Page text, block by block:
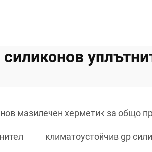
силиконов
мазилечен херметик за общо
климатоустойчив gp